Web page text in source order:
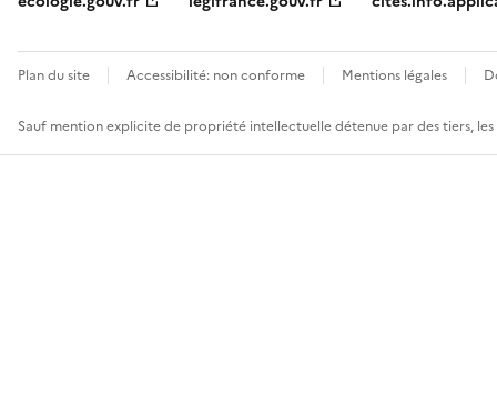
Plan du site Accessibilité: non conforme Mentions légales
Sauf mention explicite de propriété intellectuelle détenue par des tiers,